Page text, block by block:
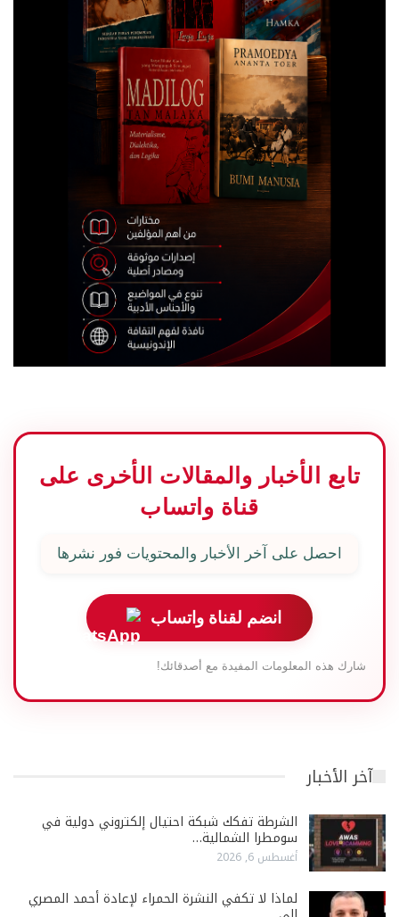
تابع الأخبار والمقالات الأخرى على
قناة واتساب
احصل على آخر الأخبار والمحتويات فور نشرها
انضم لقناة واتساب
شارك هذه المعلومات المفيدة مع أصدقائك!
آخر الأخبار
الشرطة تفكك شبكة احتيال إلكتروني دولية في
سومطرا الشمالية…
أغسطس 6, 2026
لماذا لا تكفي النشرة الحمراء لإعادة أحمد المصري